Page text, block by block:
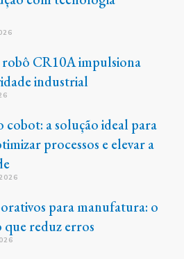
robô CR10A impulsiona
industrial
cobot: a solução ideal para
processos e elevar a
para manufatura: o
reduz erros